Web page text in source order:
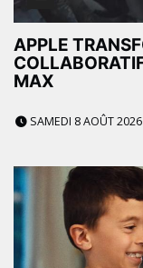
APPLE
MAX
SAMEDI 8 AOÛT 2026